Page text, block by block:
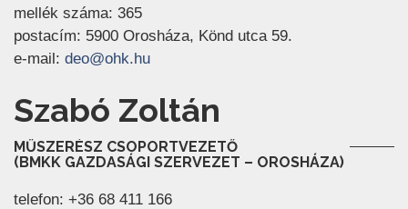
mellék száma: 365
postacím: 5900 Orosháza, Könd utca 59.
e-mail: deo@ohk.hu(új ablakban nyílik meg)
Szabó Zoltán
MŰSZERÉSZ CSOPORTVEZETŐ
(BMKK GAZDASÁGI SZERVEZET – OROSHÁZA)
telefon: +36 68 411 166